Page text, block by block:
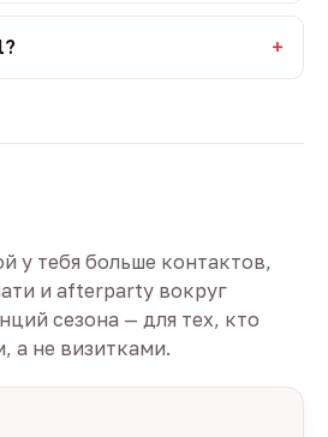
у тебя больше контактов,
и afterparty вокруг
сезона — для тех, кто
а не визитками.